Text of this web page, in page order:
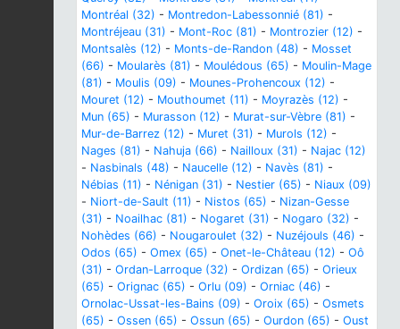
Montréal (32) - Montredon-Labessonnié (81) -
Montréjeau (31) - Mont-Roc (81) - Montrozier (12) -
Montsalès (12) - Monts-de-Randon (48) - Mosset
(66) - Moularès (81) - Moulédous (65) - Moulin-Mage
(81) - Moulis (09) - Mounes-Prohencoux (12) -
Mouret (12) - Mouthoumet (11) - Moyrazès (12) -
Mun (65) - Murasson (12) - Murat-sur-Vèbre (81) -
Mur-de-Barrez (12) - Muret (31) - Murols (12) -
Nages (81) - Nahuja (66) - Nailloux (31) - Najac (12)
- Nasbinals (48) - Naucelle (12) - Navès (81) -
Nébias (11) - Nénigan (31) - Nestier (65) - Niaux (09)
- Niort-de-Sault (11) - Nistos (65) - Nizan-Gesse
(31) - Noailhac (81) - Nogaret (31) - Nogaro (32) -
Nohèdes (66) - Nougaroulet (32) - Nuzéjouls (46) -
Odos (65) - Omex (65) - Onet-le-Château (12) - Oô
(31) - Ordan-Larroque (32) - Ordizan (65) - Orieux
(65) - Orignac (65) - Orlu (09) - Orniac (46) -
Ornolac-Ussat-les-Bains (09) - Oroix (65) - Osmets
(65) - Ossen (65) - Ossun (65) - Ourdon (65) - Oust